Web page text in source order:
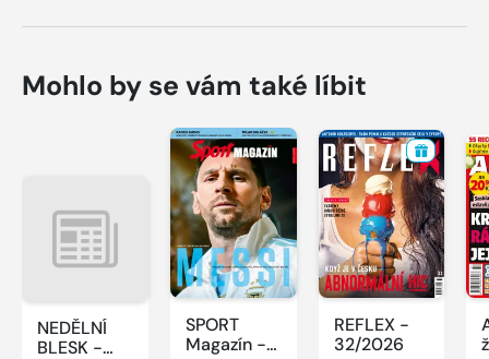
Mohlo by se vám také líbit
NEDĚLNÍ
BLESK -
SPORT
Magazín -
REFLEX -
32/2026